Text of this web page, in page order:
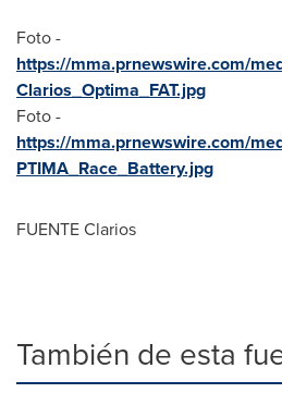
Foto -
https://mma.prnewswire.com/
Clarios_Optima_FAT.jpg
Foto -
https://mma.prnewswire.com/
PTIMA_Race_Battery.jpg
FUENTE Clarios
También de esta